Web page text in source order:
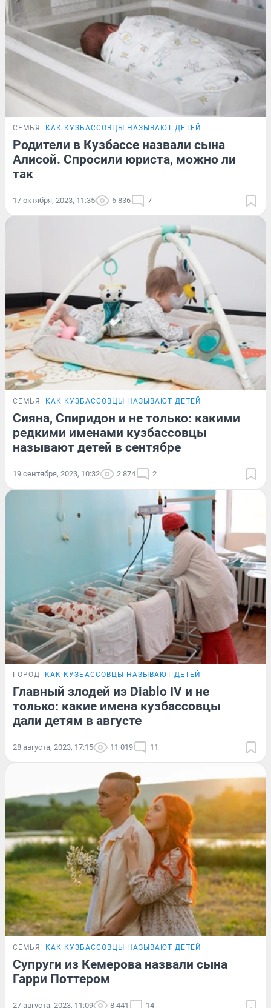
СЕМЬЯ КАК КУЗБАССОВЦЫ НАЗЫВАЮТ ДЕТЕЙ
Родители в Кузбассе назвали сына
Алисой. Спросили юриста, можно ли
так
17 октября, 2023, 11:35 6 836 7
СЕМЬЯ КАК КУЗБАССОВЦЫ НАЗЫВАЮТ ДЕТЕЙ
Сияна, Спиридон и не только: какими
редкими именами кузбассовцы
называют детей в сентябре
19 сентября, 2023, 10:32 2 874 2
ГОРОД КАК КУЗБАССОВЦЫ НАЗЫВАЮТ ДЕТЕЙ
Главный злодей из Diablo IV и не
только: какие имена кузбассовцы
дали детям в августе
28 августа, 2023, 17:15 11 019 11
СЕМЬЯ КАК КУЗБАССОВЦЫ НАЗЫВАЮТ ДЕТЕЙ
Супруги из Кемерова назвали сына
Гарри Поттером
27 августа, 2023, 11:09 8 441 14